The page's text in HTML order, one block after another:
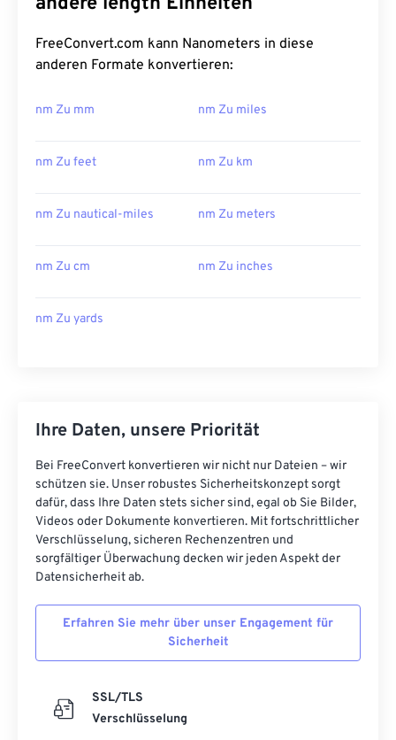
FreeConvert.com kann Nanometers in diese
anderen Formate konvertieren:
nm Zu mm nm Zu miles
nm Zu feet nm Zu km
nm Zu nautical-miles nm Zu meters
nm Zu cm nm Zu inches
nm Zu yards
Ihre Daten, unsere Priorität
Bei FreeConvert konvertieren wir nicht nur Dateien – wir
schützen sie. Unser robustes Sicherheitskonzept sorgt
dafür, dass Ihre Daten stets sicher sind, egal ob Sie Bilder,
Videos oder Dokumente konvertieren. Mit fortschrittlicher
Verschlüsselung, sicheren Rechenzentren und
sorgfältiger Überwachung decken wir jeden Aspekt der
Datensicherheit ab.
Erfahren Sie mehr über unser Engagement für
Sicherheit
SSL/TLS
Verschlüsselung